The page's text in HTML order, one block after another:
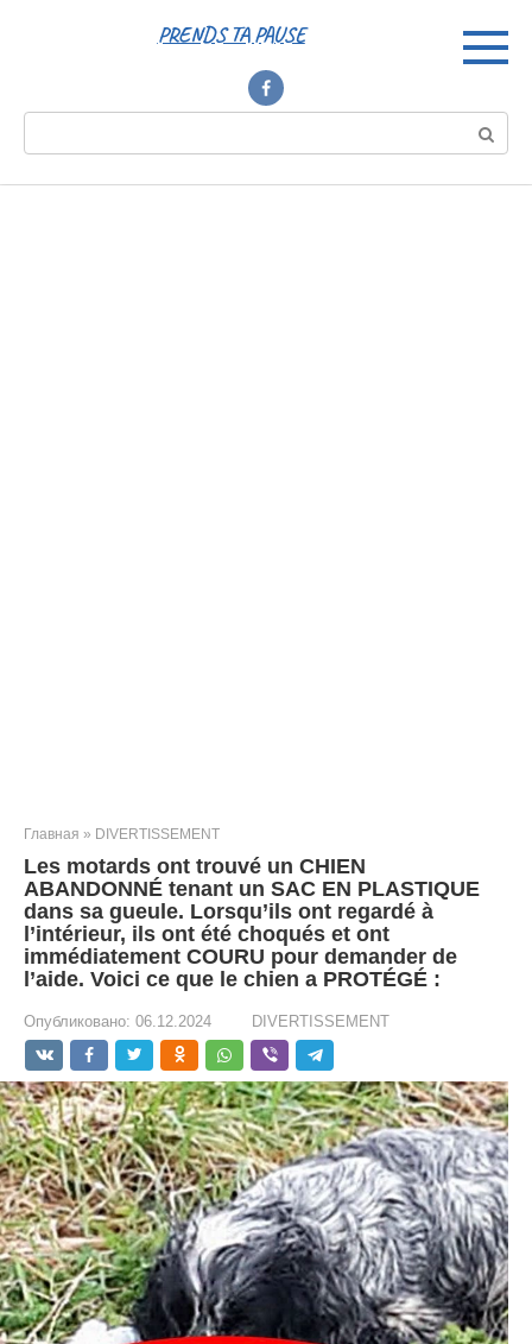
PRENDS TA PAUSE
Главная » DIVERTISSEMENT
Les motards ont trouvé un CHIEN
ABANDONNÉ tenant un SAC EN PLASTIQUE
dans sa gueule. Lorsqu’ils ont regardé à
l’intérieur, ils ont été choqués et ont
immédiatement COURU pour demander de
l’aide. Voici ce que le chien a PROTÉGÉ :
Опубликовано: 06.12.2024 DIVERTISSEMENT